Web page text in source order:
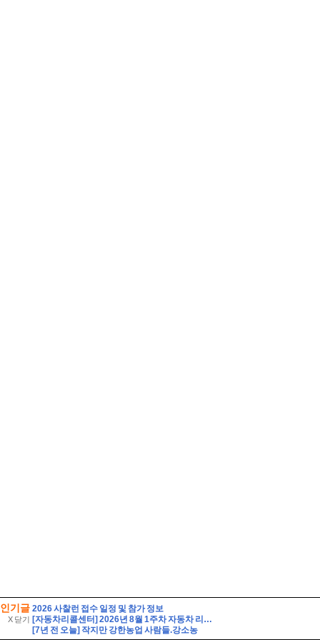
인기글
X 닫기
2026 사찰런 접수 일정 및 참가 정보
[자동차리콜센터] 2026년 8월 1주차 자동차 리콜 및 무상 수리 안내
[7년 전 오늘] 작지만 강한농업 사람들.강소농